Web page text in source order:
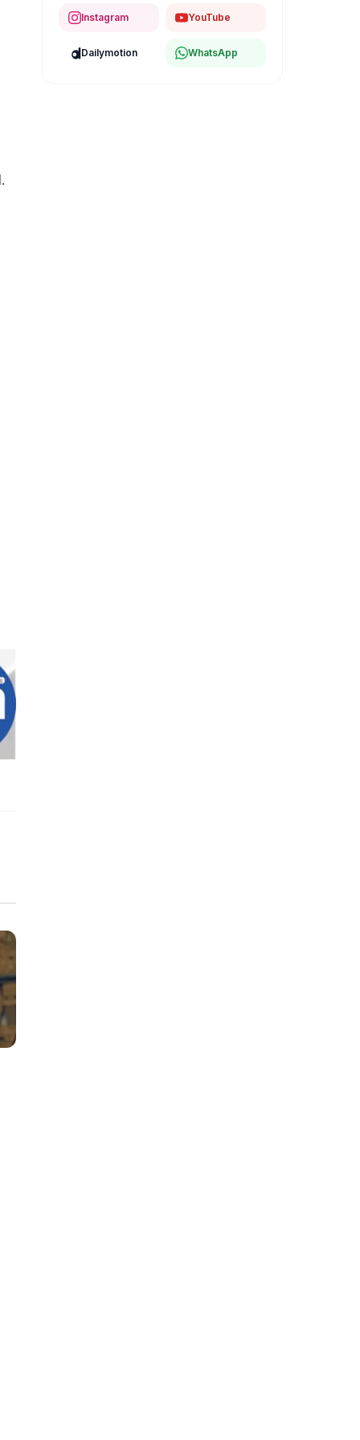
Instagram YouTube
Dailymotion WhatsApp